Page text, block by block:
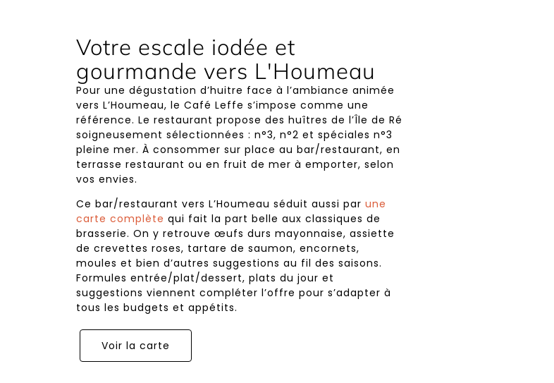
Votre escale iodée et
gourmande vers L'Houmeau
Pour une dégustation d’huitre face à l’ambiance animée
vers L’Houmeau, le Café Leffe s’impose comme une
référence. Le restaurant propose des huîtres de l’Île de Ré
soigneusement sélectionnées : n°3, n°2 et spéciales n°3
pleine mer. À consommer sur place au bar/restaurant, en
terrasse restaurant ou en fruit de mer à emporter, selon
vos envies.
Ce bar/restaurant vers L’Houmeau séduit aussi parune
carte complète qui fait la part belle aux classiques de
brasserie. On y retrouve œufs durs mayonnaise, assiette
de crevettes roses, tartare de saumon, encornets,
moules et bien d’autres suggestions au fil des saisons.
Formules entrée/plat/dessert, plats du jour et
suggestions viennent compléter l’offre pour s’adapter à
tous les budgets et appétits.
Voir la carte